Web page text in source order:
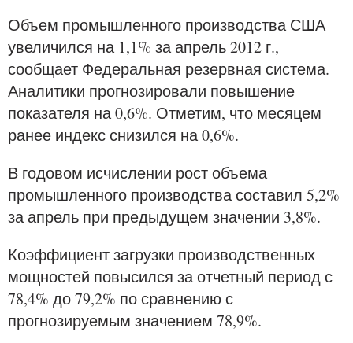
Объем промышленного производства США
увеличился на 1,1% за апрель 2012 г.,
сообщает Федеральная резервная система.
Аналитики прогнозировали повышение
показателя на 0,6%. Отметим, что месяцем
ранее индекс снизился на 0,6%.
В годовом исчислении рост объема
промышленного производства составил 5,2%
за апрель при предыдущем значении 3,8%.
Коэффициент загрузки производственных
мощностей повысился за отчетный период с
78,4% до 79,2% по сравнению с
прогнозируемым значением 78,9%.